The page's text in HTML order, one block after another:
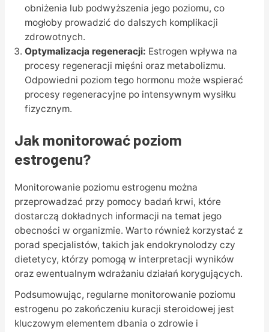
obniżenia lub podwyższenia jego poziomu, co
mogłoby prowadzić do dalszych komplikacji
zdrowotnych.
Optymalizacja regeneracji: Estrogen wpływa na
procesy regeneracji mięśni oraz metabolizmu.
Odpowiedni poziom tego hormonu może wspierać
procesy regeneracyjne po intensywnym wysiłku
fizycznym.
Jak monitorować poziom
estrogenu?
Monitorowanie poziomu estrogenu można
przeprowadzać przy pomocy badań krwi, które
dostarczą dokładnych informacji na temat jego
obecności w organizmie. Warto również korzystać z
porad specjalistów, takich jak endokrynolodzy czy
dietetycy, którzy pomogą w interpretacji wyników
oraz ewentualnym wdrażaniu działań korygujących.
Podsumowując, regularne monitorowanie poziomu
estrogenu po zakończeniu kuracji steroidowej jest
kluczowym elementem dbania o zdrowie i